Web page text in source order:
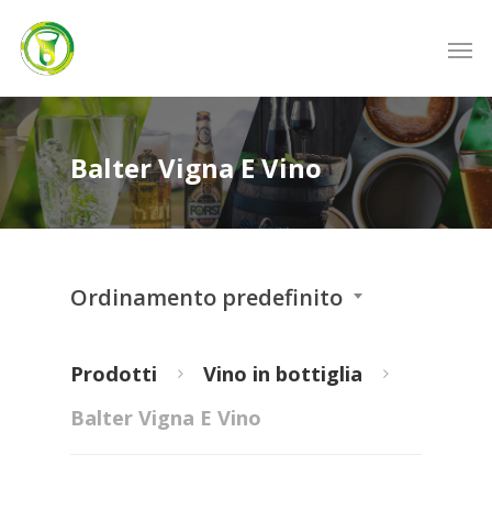
Balter Vigna E Vino
Ordinamento predefinito
Prodotti
Vino in bottiglia
Balter Vigna E Vino